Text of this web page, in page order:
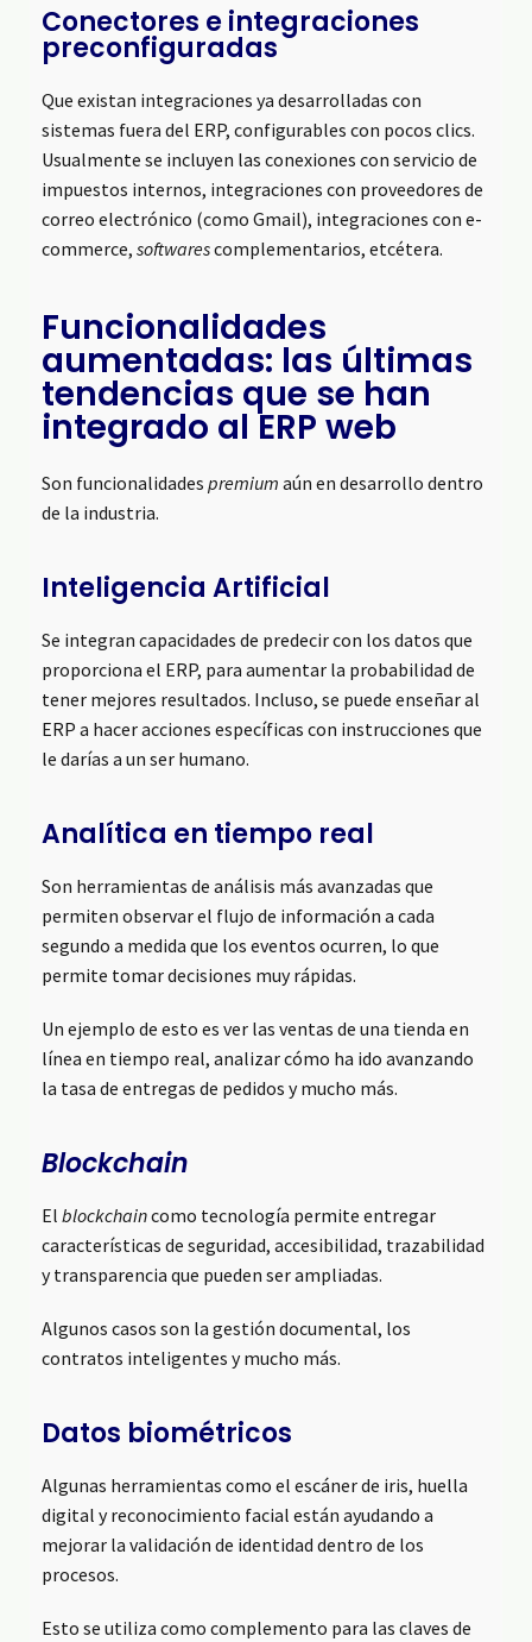
Conectores e integraciones
preconfiguradas
Que existan integraciones ya desarrolladas con
sistemas fuera del ERP, configurables con pocos clics.
Usualmente se incluyen las conexiones con servicio de
impuestos internos, integraciones con proveedores de
correo electrónico (como Gmail), integraciones con e-
commerce, softwarescomplementarios, etcétera.
Funcionalidades
aumentadas: las últimas
tendencias que se han
integrado al ERP web
Son funcionalidades premium aún en desarrollo dentro
de la industria.
Inteligencia Artificial
Se integran capacidades de predecir con los datos que
proporciona el ERP, para aumentar la probabilidad de
tener mejores resultados. Incluso, se puede enseñar al
ERP a hacer acciones específicas con instrucciones que
le darías a un ser humano.
Analítica en tiempo real
Son herramientas de análisis más avanzadas que
permiten observar el flujo de información a cada
segundo a medida que los eventos ocurren, lo que
permite tomar decisiones muy rápidas.
Un ejemplo de esto es ver las ventas de una tienda en
línea en tiempo real, analizar cómo ha ido avanzando
la tasa de entregas de pedidos y mucho más.
Blockchain
El blockchaincomo tecnología permite entregar
características de seguridad, accesibilidad, trazabilidad
y transparencia que pueden ser ampliadas.
Algunos casos son la gestión documental, los
contratos inteligentes y mucho más.
Datos biométricos
Algunas herramientas como el escáner de iris, huella
digital y reconocimiento facial están ayudando a
mejorar la validación de identidad dentro de los
procesos.
Esto se utiliza como complemento para las claves de